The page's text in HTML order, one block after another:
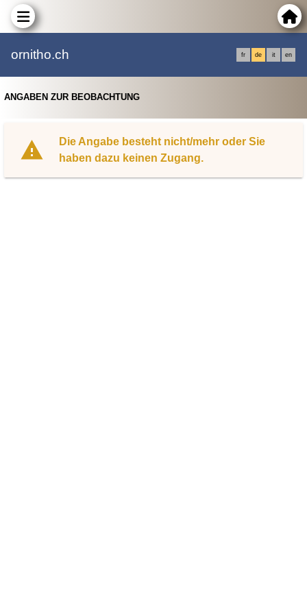
ornitho.ch fr de it en
ANGABEN ZUR BEOBACHTUNG
Die Angabe besteht nicht/mehr oder Sie
haben dazu keinen Zugang.